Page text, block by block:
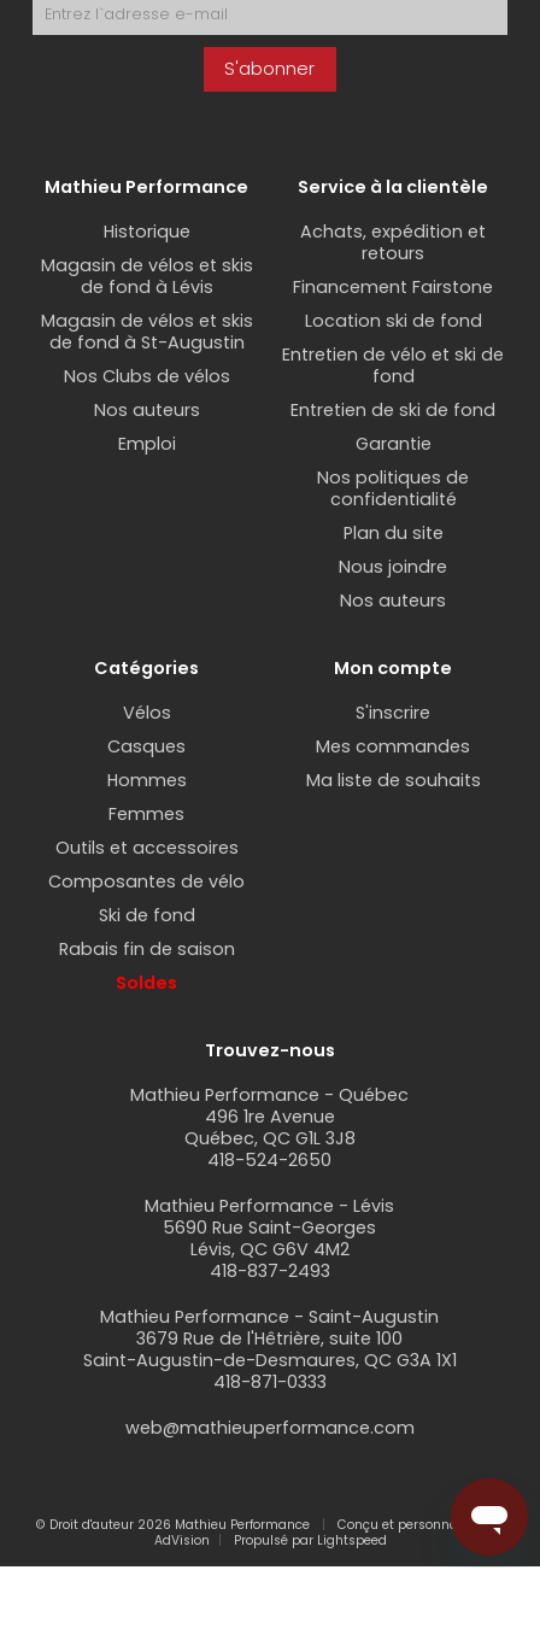
S'abonner
Mathieu Performance
Historique
Magasin de vélos et skis
de fond à Lévis
Magasin de vélos et skis
de fond à St-Augustin
Nos Clubs de vélos
Nos auteurs
Emploi
Service à la clientèle
Achats, expédition et
retours
Financement Fairstone
Location ski de fond
Entretien de vélo et ski de
fond
Entretien de ski de fond
Garantie
Nos politiques de
confidentialité
Plan du site
Nous joindre
Nos auteurs
Catégories
Vélos
Casques
Hommes
Femmes
Outils et accessoires
Composantes de vélo
Ski de fond
Rabais fin de saison
Soldes
Mon compte
S'inscrire
Mes commandes
Ma liste de souhaits
Trouvez-nous
Mathieu Performance - Québec
496 1re Avenue
Québec, QC G1L 3J8
418-524-2650
Mathieu Performance - Lévis
5690 Rue Saint-Georges
Lévis, QC G6V 4M2
418-837-2493
Mathieu Performance - Saint-Augustin
3679 Rue de l'Hêtrière, suite 100
Saint-Augustin-de-Desmaures, QC G3A 1X1
418-871-0333
web@mathieuperformance.com
© Droit d'auteur 2026 Mathieu Performance
Conçu et personnalisé par
AdVision
Propulsé par Lightspeed